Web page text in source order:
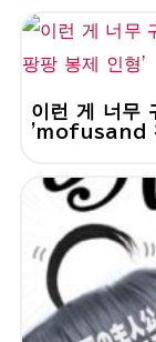
이런 게 너무
'mofusand